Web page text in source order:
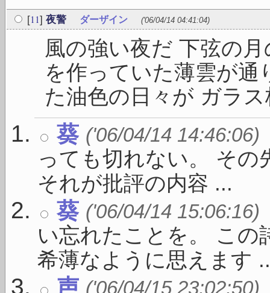
[11] 夜警 ダーザイン ('06/04/14 04:41:04)
風の強い夜だ 下弦の
を作っていた薄雲が通
た油色の日々が ガラ
葵 ('06/04/14 14:46:06)
っても切れない。 そ
それが批評の内容 ...
葵 ('06/04/14 15:06:16)
い忘れたことを。 この
希薄なように思えます
声 ('06/04/15 23:02:50)